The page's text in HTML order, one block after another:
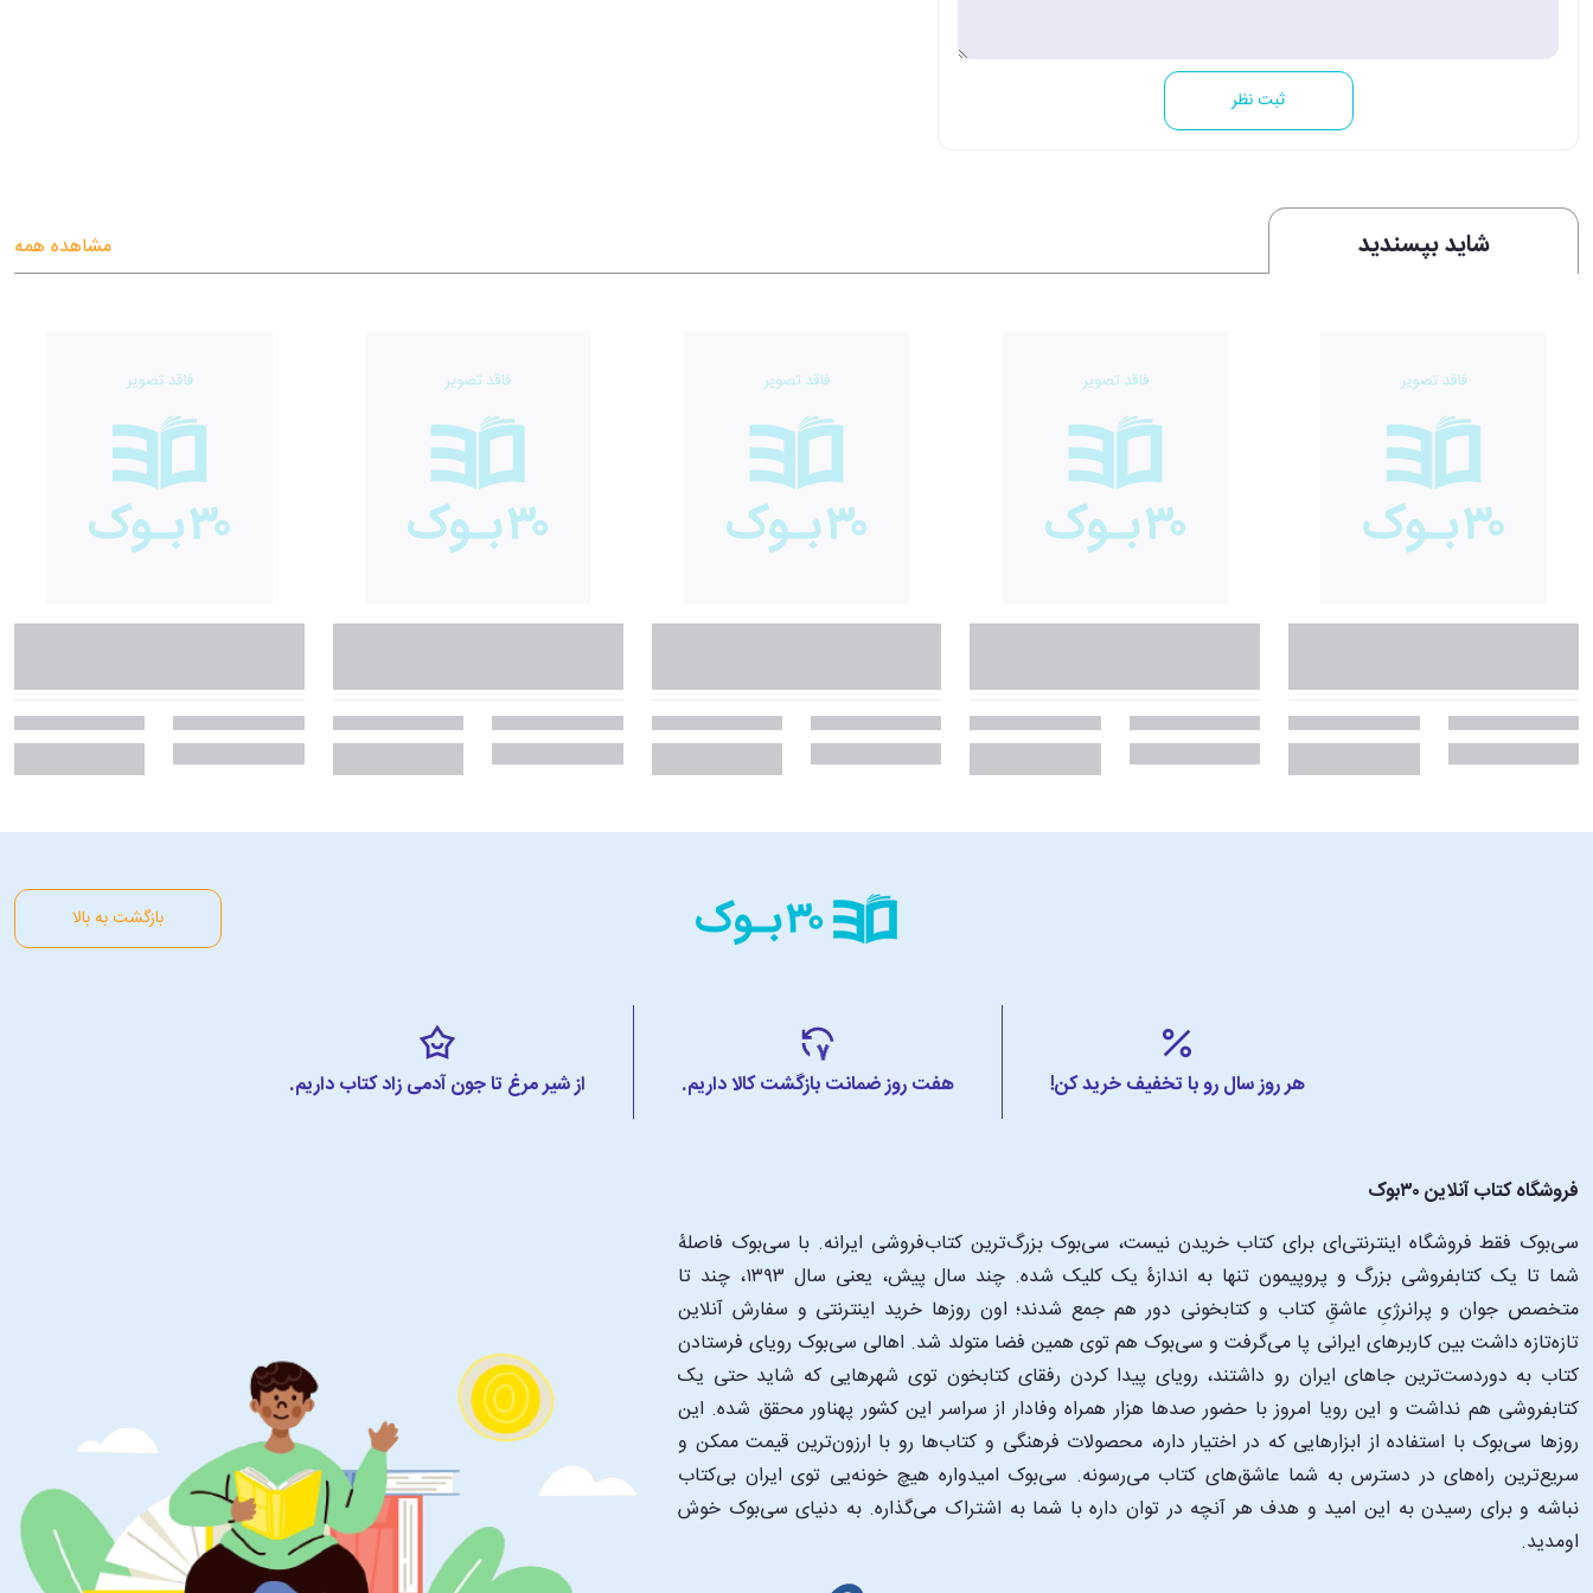
ثبت نظر
شاید بپسندید مشاهده همه
بازگشت به بالا
هر روز سال رو با تخفیف خرید کن! هفت روز ضمانت بازگشت کالا داریم. از شیر مرغ تا جون آدمی زاد کتاب داریم.
فروشگاه کتاب آنلاین ۳۰بوک
سی‌بوک فقط فروشگاه اینترنتی‌ای برای کتاب خریدن نیست، سی‌بوک بزرگ‌ترین کتاب‌فروشی ایرانه. با سی‌بوک فاصلۀ
شما تا یک کتابفروشی بزرگ و پروپیمون تنها به اندازۀ یک کلیک شده. چند سال پیش، یعنی سال ۱۳۹۳، چند تا
متخصص جوان و پرانرژیِ عاشقِ کتاب و کتابخونی دور هم جمع شدند؛ اون‌ روزها خرید اینترنتی و سفارش آنلاین
تازه‌تازه داشت بین کاربرهای ایرانی پا می‌گرفت و سی‌بوک هم توی همین فضا متولد شد. اهالی سی‌بوک رویای فرستادن
کتاب به دوردست‌ترین جاهای ایران رو داشتند، رویای پیدا کردن رفقای کتابخون توی شهرهایی که شاید حتی یک
کتابفروشی هم نداشت و این رویا امروز با حضور صدها هزار همراه وفادار از سراسر این کشور پهناور محقق شده. این
‌روزها سی‌بوک با استفاده از ابزارهایی که در اختیار داره، محصولات فرهنگی و کتاب‌ها رو با ارزون‌ترین قیمت ممکن و
سریع‌ترین راه‌های در دسترس به شما عاشق‌های کتاب می‌رسونه. سی‌بوک امیدواره هیچ خونه‌یی توی ایران بی‌کتاب
نباشه و برای رسیدن به این امید و هدف هر آنچه در توان داره با شما به اشتراک می‌گذاره. به دنیای سی‌بوک خوش
اومدید.